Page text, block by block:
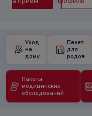
Уход
на
дому
Пакет
для
родов
Пакеты
медицинских
обследований